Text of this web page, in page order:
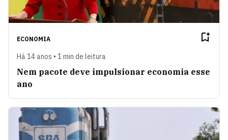
ECONOMIA
Há 14 anos • 1 min de leitura
Nem pacote deve impulsionar economia esse
ano